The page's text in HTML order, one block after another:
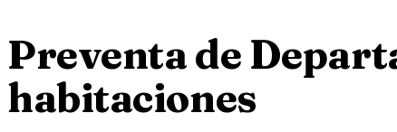
Preventa de
habitaciones